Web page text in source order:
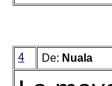
4 De: Nuala